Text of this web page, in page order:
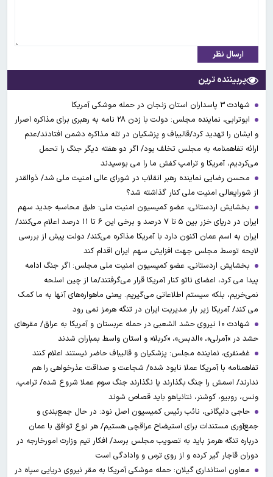
ارسال نظر
پربیننده ترین
شهادت ۳ ‌پاسداران استان زنجان در حمله موشکی آمریکا
ابوترابی، نماینده مجلس: دولت با زدن ۲۸ نامه به رهبری برای مذاکره اصرار
و ایشان را تهدید کرد/قالیباف و پزشکیان در تله مذاکره دشمن افتادند/عدم
ارائه تفاهمنامه به مجلس تخلف بود/ اگر دو هفته دیگر جنگ را تحمل
می‌کردیم، آمریکا و ترامپ کفش ما را می بوسیدند
محسن رضایی نماینده رهبر انقلاب در شورای عالی امنیت ملی شد/ ذوالقدر
از شورایعالی امنیت ملی کنار گذاشته شد؟
بخشایش اردستانی، عضو کمیسیون امنیت ملی: طبق محاسبه جدید سهم
ایران در دریای خزر بین ۵ تا ۷ درصد و برخی این ۶ تا ۱۱ درصد اعلام می‌کنند/
ایران به اسم عمان اکنون دارد با آمریکا مذاکره می‌کند/ دولت پیش از بررسی
لایحه توسط مجلس جهت افزایش سهم ایران اقدام کند
بخشایش اردستانی، عضو کمیسیون امنیت ملی مجلس: اگر جنگ ادامه
پیدا می کرد، اعضای ناتو کنار آمریکا قرار می‌گرفتند/ما از چین اسلحه
نمی‌خریم، بلکه سیستم اطلاعاتی می‌گیریم. یعنی ماهواره‌های آنها به ما کمک
می کند/ آمریکا زیر بار مدیریت ایران در تنگه هرمز نمی رود
شهادت ۱۰ نیروی حشد الشعبی در حمله عربستان و آمریکا به عراق/ مقرهای
حشد در »آمرلی»، «الدبس»، «کربلا« و استان واسط بمباران شدند
غضنفری، نماینده مجلس: پزشکیان و قالیباف حاضر نیستند اعلام کنند
تفاهمنامه با آمریکا عملا نابود شده/ شجاعت و صداقت عذرخواهی را هم
ندارند/ اسمش را جنگ بگذارند یا نگذارند جنگ سوم عملا شروع شده/ ترامپ،
ونس، روبیو، کوشنر، نتانیاهو باید قصاص شوند
حاجی دلیگانی، نائب رئیس کمیسیون اصل نود: در حال جمع‌بندی و
جمع‌آوری مستندات برای استیضاح عراقچی هستیم/ هر نوع توافق با عمان
درباره تنگه هرمز باید به تصویب مجلس برسد/ افکار تیم وزارت امورخارجه در
دوران قاجار گیر کرده و از روی ترس و وادادگی است
معاون استانداری گیلان: حمله موشکی آمریکا به مقر نیروی دریایی سپاه در